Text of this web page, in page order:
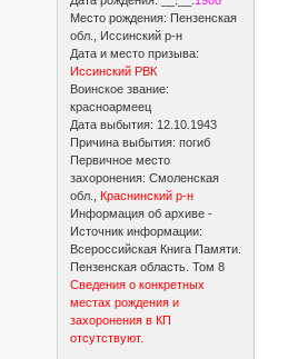
Место рождения: Пензенская
обл., Иссинский р-н
Дата и место призыва:
Иссинский РВК
Воинское звание:
красноармеец
Дата выбытия: 12.10.1943
Причина выбытия: погиб
Первичное место
захоронения: Смоленская
обл., Краснинский р-н
Информация об архиве -
Источник информации:
Всероссийская Книга Памяти.
Пензенская область. Том 8
Сведения о конкретных
местах рождения и
захоронения в КП
отсутствуют.